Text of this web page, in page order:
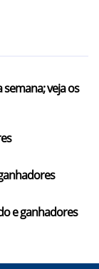
veja os
e ganhadores